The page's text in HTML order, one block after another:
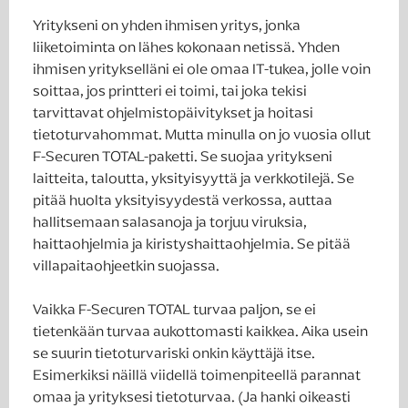
Yritykseni on yhden ihmisen yritys, jonka
liiketoiminta on lähes kokonaan netissä. Yhden
ihmisen yritykselläni ei ole omaa IT-tukea, jolle voin
soittaa, jos printteri ei toimi, tai joka tekisi
tarvittavat ohjelmistopäivitykset ja hoitasi
tietoturvahommat. Mutta minulla on jo vuosia ollut
F-Securen TOTAL-paketti. Se suojaa yritykseni
laitteita, taloutta, yksityisyyttä ja verkko­tilejä. Se
pitää huolta yksityisyydestä verkossa, auttaa
hallitsemaan salasanoja ja torjuu viruksia,
haittaohjelmia ja kiristyshaittaohjelmia. Se pitää
villapaitaohjeetkin suojassa.
Vaikka F-Securen TOTAL turvaa paljon, se ei
tietenkään turvaa aukottomasti kaikkea. Aika usein
se suurin tietoturvariski onkin käyttäjä itse.
Esimerkiksi näillä viidellä toimenpiteellä parannat
omaa ja yrityksesi tietoturvaa. (Ja hanki oikeasti